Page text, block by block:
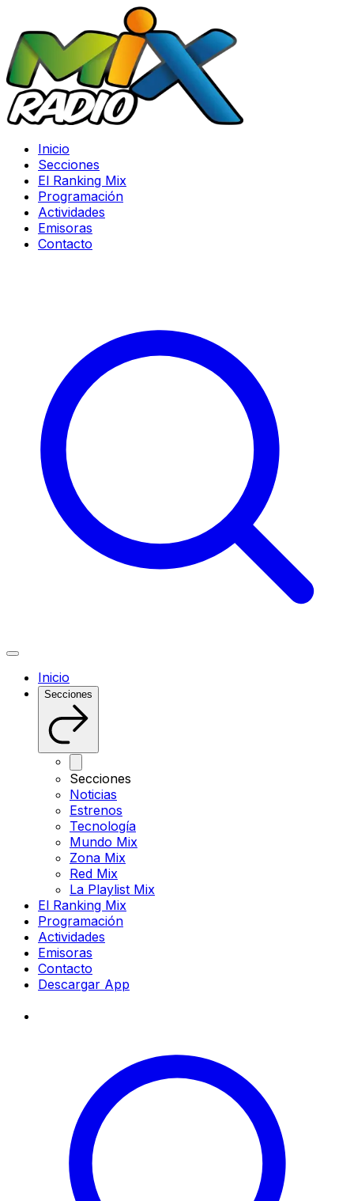
Inicio
Secciones
El Ranking Mix
Programación
Actividades
Emisoras
Contacto
Inicio
Secciones
Secciones
Noticias
Estrenos
Tecnología
Mundo Mix
Zona Mix
Red Mix
La Playlist Mix
El Ranking Mix
Programación
Actividades
Emisoras
Contacto
Descargar App